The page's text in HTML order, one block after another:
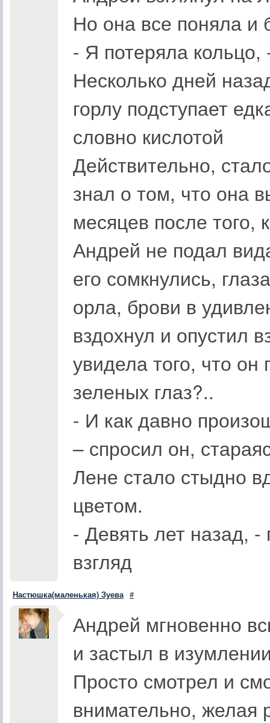
Но она все поняла и
- Я потеряла
Несколько дней
горлу подступает
словно кислотой
Действительно,
знал о том, что она
месяцев после того,
Андрей не подал
его сомкнулись,
орла, брови в
вздохнул и опустил
увидела того, что он
зеленых глаз?..
- И как давно
– спросил он,
Лене стало стыдно
цветом.
- Девять лет назад, -
взгляд
Настюшка(маленькая) Зуева #
Андрей мгновенно
и застыл в
Просто смотрел и
внимательно, желая